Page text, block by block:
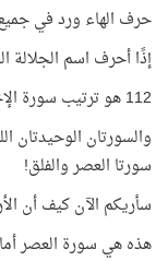
حرف الهاء ورد في
إذًا أحرف اسم الجلالة الثلاثة
112 هو ترتيب سورة الإخلاص في المصحف!
والسورتان الوحيدتان
سورتا العصر والفلق!
سأريكم الآن كيف أن
هذه هي سورة العصر